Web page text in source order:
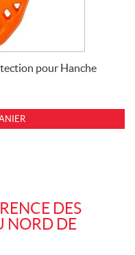
pour Hanche
DES
NORD DE